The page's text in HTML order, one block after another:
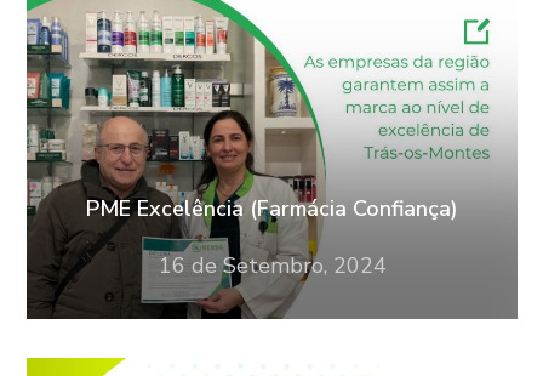
PME Excelência (Farmácia Confiança)
16 de Setembro, 2024